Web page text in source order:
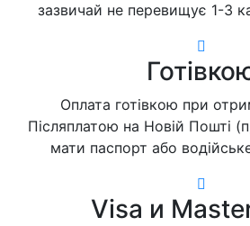
зазвичай не перевищує 1-3
Оплата готівкою при
Післяплатою на Новій Пошті
мати паспорт або
Visa и